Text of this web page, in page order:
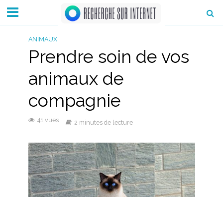
ANIMAUX
Prendre soin de vos
animaux de
compagnie
41 vues 2 minutes de lecture